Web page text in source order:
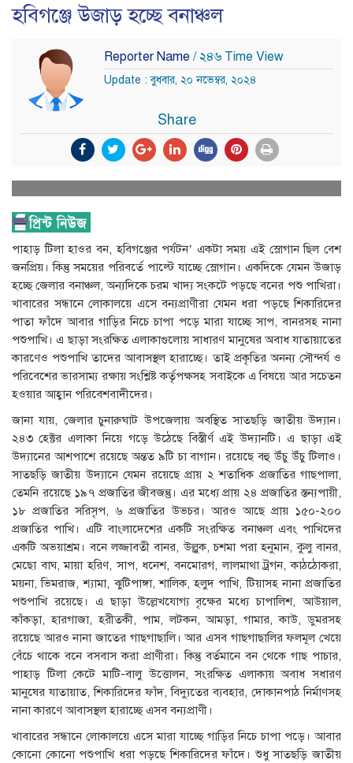
হবিগঞ্জে উজাড় হচ্ছে বনাঞ্চল
Reporter Name / ২৪৬ Time View
Update : বুধবার, ২০ নভেম্বর, ২০২৪
Share
পাহাড় টিলা হাওর বন, হবিগঞ্জের পর্যটন’ একটা সময় এই স্লোগান ছিল বেশ
জনপ্রিয়। কিন্তু সময়ের পরিবর্তে পাল্টে যাচ্ছে স্লোগান। একদিকে যেমন উজাড়
হচ্ছে জেলার বনাঞ্চল, অন্যদিকে চরম খাদ্য সংকটে পড়ছে বনের পশু পাখিরা।
খাবারের সন্ধানে লোকালয়ে এসে বন্যপ্রাণীরা যেমন ধরা পড়ছে শিকারিদের
পাতা ফাঁদে আবার গাড়ির নিচে চাপা পড়ে মারা যাচ্ছে সাপ, বানরসহ নানা
পশুপাখি। এ ছাড়া সংরক্ষিত এলাকাগুলোয় সাধারণ মানুষের অবাধ যাতায়াতের
কারণেও পশুপাখি তাদের আবাসস্থল হারাচ্ছে। তাই প্রকৃতির অনন্য সৌন্দর্য ও
পরিবেশের ভারসাম্য রক্ষায় সংশ্লিষ্ট কর্তৃপক্ষসহ সবাইকে এ বিষয়ে আর সচেতন
হওয়ার আহ্বান পরিবেশবাদীদের।
জানা যায়, জেলার চুনারুঘাট উপজেলায় অবস্থিত সাতছড়ি জাতীয় উদ্যান।
২৪৩ হেক্টর এলাকা নিয়ে গড়ে উঠেছে বিস্তীর্ণ এই উদ্যানটি। এ ছাড়া এই
উদ্যানের আশপাশে রয়েছে অন্তত ৯টি চা বাগান। রয়েছে বহু উঁচু উঁচু টিলাও।
সাতছড়ি জাতীয় উদ্যানে যেমন রয়েছে প্রায় ২ শতাধিক প্রজাতির গাছপালা,
তেমনি রয়েছে ১৯৭ প্রজাতির জীবজন্তু। এর মধ্যে প্রায় ২৪ প্রজাতির স্তন্যপায়ী,
১৮ প্রজাতির সরিসৃপ, ৬ প্রজাতির উভচর। আরও আছে প্রায় ১৫০-২০০
প্রজাতির পাখি। এটি বাংলাদেশের একটি সংরক্ষিত বনাঞ্চল এবং পাখিদের
একটি অভয়াশ্রম। বনে লজ্জাবতী বানর, উল্লুক, চশমা পরা হনুমান, কুলু বানর,
মেছো বাঘ, মায়া হরিণ, সাপ, ধনেশ, বনমোরগ, লালমাথা ট্রগন, কাঠঠোকরা,
ময়না, ভিমরাজ, শ্যামা, ঝুটিপাঙ্গা, শালিক, হলুদ পাখি, টিয়াসহ নানা প্রজাতির
পশুপাখি রয়েছে। এ ছাড়া উল্লেখযোগ্য বৃক্ষের মধ্যে চাপালিশ, আউয়াল,
কাঁকড়া, হারগাজা, হরীতকী, পাম, লটকন, আমড়া, গামার, কাউ, ডুমরসহ
রয়েছে আরও নানা জাতের গাছগাছালি। আর এসব গাছগাছালির ফলমূল খেয়ে
বেঁচে থাকে বনে বসবাস করা প্রাণীরা। কিন্তু বর্তমানে বন থেকে গাছ পাচার,
পাহাড় টিলা কেটে মাটি-বালু উত্তোলন, সংরক্ষিত এলাকায় অবাধ সধারণ
মানুষের যাতায়াত, শিকারিদের ফাঁদ, বিদ্যুতের ব্যবহার, দোকানপাঠ নির্মাণসহ
নানা কারণে আবাসস্থল হারাচ্ছে এসব বন্যপ্রাণী।
খাবারের সন্ধানে লোকালয়ে এসে মারা যাচ্ছে গাড়ির নিচে চাপা পড়ে। আবার
কোনো কোনো পশুপাখি ধরা পড়ছে শিকারিদের ফাঁদে। শুধু সাতছড়ি জাতীয়